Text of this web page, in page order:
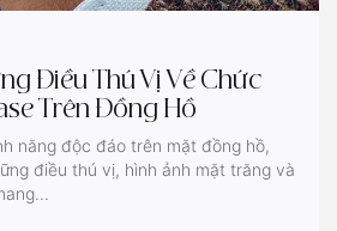
Điều Thú Vị Về Chức
Trên Đồng Hồ
năng độc đáo trên mặt đồng hồ,
điều thú vị, hình ảnh mặt trăng và